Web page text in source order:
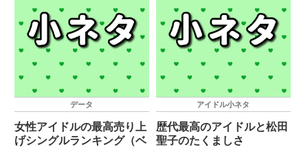
データ
女性アイドルの最高売り上
げシングルランキング（ベ
アイドル小ネタ
歴代最高のアイドルと松田
聖子のたくましさ